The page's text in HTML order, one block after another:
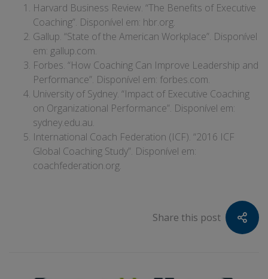
Harvard Business Review. “The Benefits of Executive
Coaching”. Disponível em: hbr.org.
Gallup. “State of the American Workplace”. Disponível
em: gallup.com.
Forbes. “How Coaching Can Improve Leadership and
Performance”. Disponível em: forbes.com.
University of Sydney. “Impact of Executive Coaching
on Organizational Performance”. Disponível em:
sydney.edu.au.
International Coach Federation (ICF). “2016 ICF
Global Coaching Study”. Disponível em:
coachfederation.org.
Share this post